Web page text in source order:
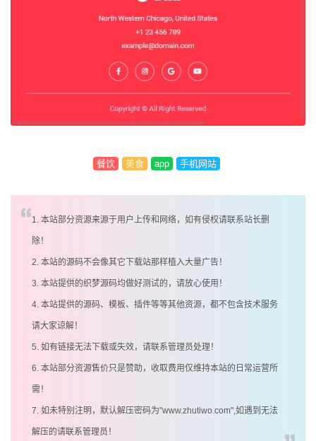
餐饮 美食 app 手机网站
1. 本站部分资源来源于用户上传和网络，如有侵权请联系站长删
除！
2. 本站的源码不会像其它下载站那样植入大量广告！
3. 本站提供的织梦源码均做好测试的，请放心使用！
4. 本站提供的源码、模板、插件等等其他资源，都不包含技术服务
请大家谅解！
5. 如有链接无法下载或失效，请联系管理员处理！
6. 本站部分资源售价只是赞助，收取费用仅维持本站的日常运营所
需！
7. 如未特别注明，默认解压密码为"www.zhutiwo.com",如遇到无法
解压的请联系管理员！